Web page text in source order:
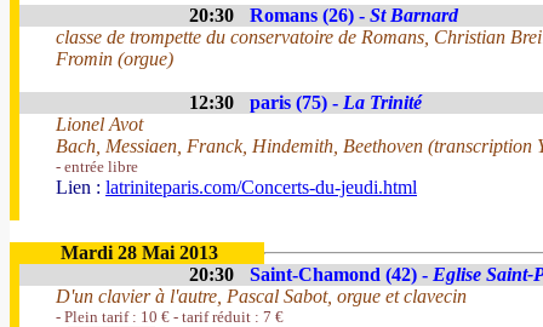
20:30 Romans (26) - St Barnard
classe de trompette du conservatoire de Romans, Christian
Fromin (orgue)
12:30 paris (75) - La Trinité
Lionel Avot
Bach, Messiaen, Franck, Hindemith, Beethoven (transcription
- entrée libre
Lien : latriniteparis.com/Concerts-du-jeudi.html
Mardi 28 Mai 2013
20:30
Saint-Chamond (42) - Eglise Saint-
D'un clavier à l'autre, Pascal Sabot, orgue et clavecin
- Plein tarif : 10 € - tarif réduit : 7 €